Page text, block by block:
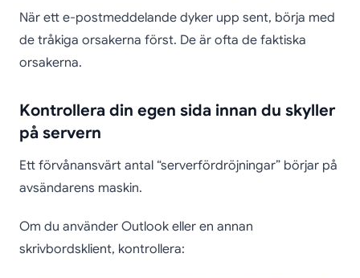
När ett e-postmeddelande dyker upp sent, börja med
de tråkiga orsakerna först. De är ofta de faktiska
orsakerna.
Kontrollera din egen sida innan du skyller
på servern
Ett förvånansvärt antal “serverfördröjningar” börjar på
avsändarens maskin.
Om du använder Outlook eller en annan
skrivbordsklient, kontrollera: